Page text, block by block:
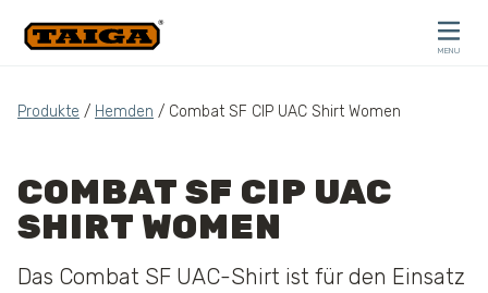
MENU
Produkte / Hemden / Combat SF CIP UAC Shirt Women
COMBAT SF CIP UAC
SHIRT WOMEN
Das Combat SF UAC-Shirt ist für den Einsatz